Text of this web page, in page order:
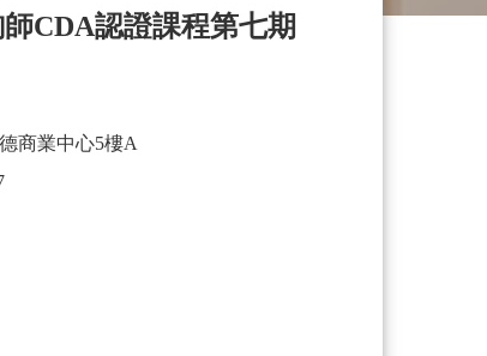
CDA認證課程第七期
商業中心5樓A